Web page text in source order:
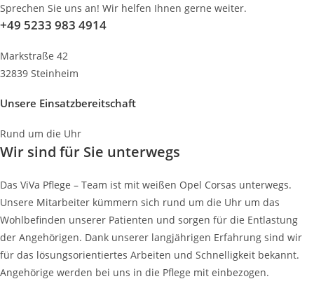
Sprechen Sie uns an! Wir helfen Ihnen gerne weiter.
+49 5233 983 4914
Markstraße 42
32839 Steinheim
Unsere Einsatzbereitschaft
Rund um die Uhr
Wir sind für Sie unterwegs
Das ViVa Pflege – Team ist mit weißen Opel Corsas unterwegs.
Unsere Mitarbeiter kümmern sich rund um die Uhr um das
Wohlbefinden unserer Patienten und sorgen für die Entlastung
der Angehörigen. Dank unserer langjährigen Erfahrung sind wir
für das lösungsorientiertes Arbeiten und Schnelligkeit bekannt.
Angehörige werden bei uns in die Pflege mit einbezogen.